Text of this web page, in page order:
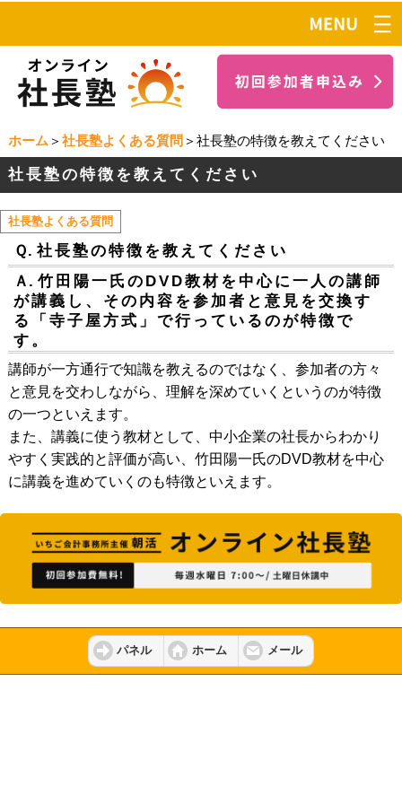
ホーム ＞ 社長塾よくある質問 ＞社長塾の特徴を教えてください
社長塾の特徴を教えてください
社長塾よくある質問
Ｑ. 社長塾の特徴を教えてください
Ａ. 竹田陽一氏のDVD教材を中心に一人の講師
が講義し、その内容を参加者と意見を交換す
る「寺子屋方式」で行っているのが特徴で
す。
講師が一方通行で知識を教えるのではなく、参加者の方々
と意見を交わしながら、理解を深めていくというのが特徴
の一つといえます。
また、講義に使う教材として、中小企業の社長からわかり
やすく実践的と評価が高い、竹田陽一氏のDVD教材を中心
に講義を進めていくのも特徴といえます。
パネル ホーム メール